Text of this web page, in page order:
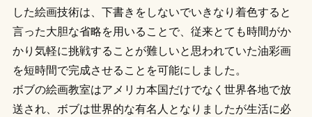
した絵画技術は、下書きをしないでいきなり着色すると
言った大胆な省略を用いることで、従来とても時間がか
かり気軽に挑戦することが難しいと思われていた油彩画
を短時間で完成させることを可能にしました。
ボブの絵画教室はアメリカ本国だけでなく世界各地で放
送され、ボブは世界的な有名人となりましたが生活に必